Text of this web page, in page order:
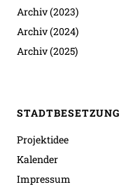
Archiv (2023)
Archiv (2024)
Archiv (2025)
STADTBESETZUNG
Projektidee
Kalender
Impressum